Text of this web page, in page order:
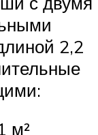
2,2
м²